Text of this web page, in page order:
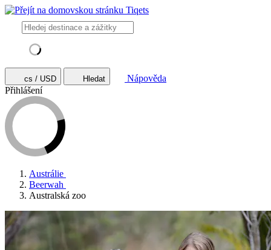
cs / USD Hledat
Nápověda
Přihlášení
Austrálie
Beerwah
Australská zoo